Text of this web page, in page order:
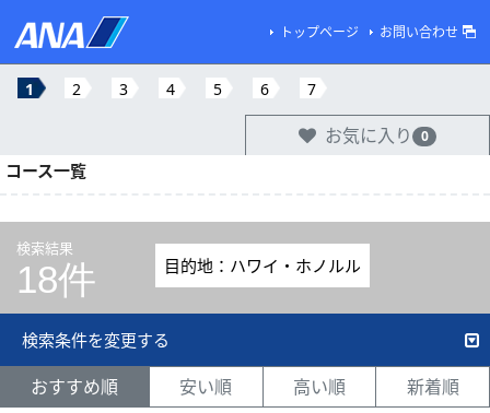
トップページ お問い合わせ
1 2 3 4 5 6 7
お気に入り 0
コース一覧
検索結果
18件 目的地：ハワイ・ホノルル
検索条件を変更する
おすすめ順 安い順 高い順 新着順